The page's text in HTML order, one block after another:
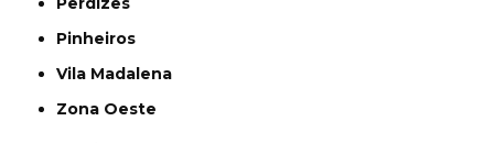
Pinheiros
Vila Madalena
Zona Oeste